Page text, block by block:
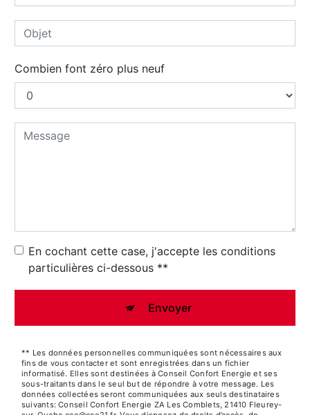
Combien font zéro plus neuf
En cochant cette case, j'accepte les conditions
particulières ci-dessous **
Envoyer
** Les données personnelles communiquées sont nécessaires aux
fins de vous contacter et sont enregistrées dans un fichier
informatisé. Elles sont destinées à Conseil Confort Energie et ses
sous-traitants dans le seul but de répondre à votre message. Les
données collectées seront communiquées aux seuls destinataires
suivants: Conseil Confort Energie ZA Les Comblets, 21410 Fleurey-